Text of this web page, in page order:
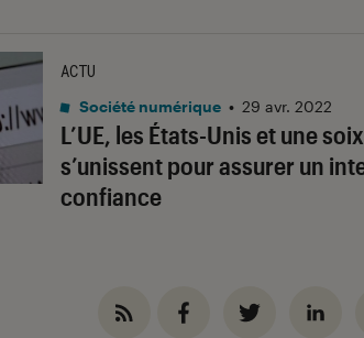
L’UE, les États-Unis et une
s’unissent pour assurer un
confiance
ACTU
Société numérique • 29 avr. 2022